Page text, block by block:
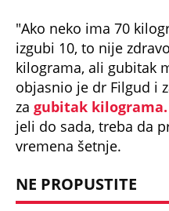
"Ako neko ima 70
izgubi 10, to nije
kilograma, ali gubitak
objasnio je dr Filgud i
za gubitak kilograma.
jeli do sada, treba da
vremena šetnje.
NE PROPUSTITE